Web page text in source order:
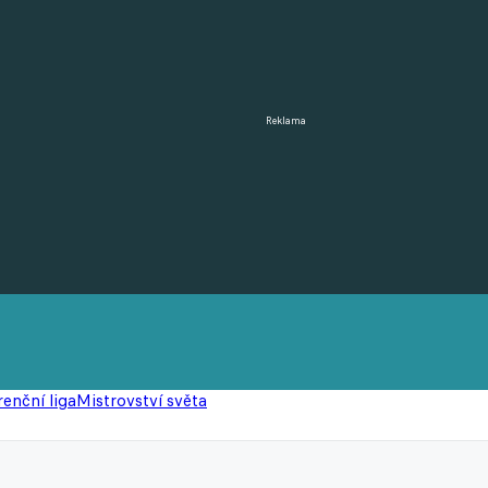
Reklama
ligaMistrovství světa